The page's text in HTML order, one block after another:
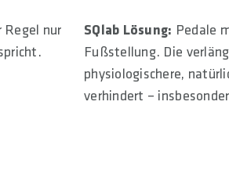
Regel nur
SQlab Lösung: Pedale
Fußstellung. Die
physiologischere,
verhindert –